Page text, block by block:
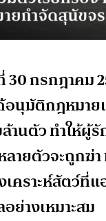
30 กรกฎาคม
อนุมัติกฎหมาย
านตัว ทำให้ผู้
ายตัวจะถูกฆ่
คราะห์สัตว์ที่แ
ย่างเหมาะสม